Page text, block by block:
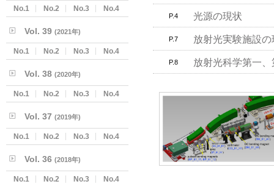
P.4 光源の現状
P.7 放射光実験施設の
P.8 放射光科学第一
No.1 No.2 No.3 No.4
Vol. 39 (2021年)
No.1 No.2 No.3 No.4
Vol. 38 (2020年)
No.1 No.2 No.3 No.4
Vol. 37 (2019年)
No.1 No.2 No.3 No.4
Vol. 36 (2018年)
No.1 No.2 No.3 No.4